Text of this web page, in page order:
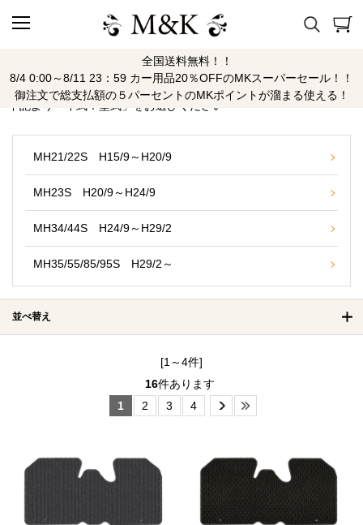
全国送料無料！！
8/4 0:00～8/11 23：59 カー用品20％OFFのMKスーパーセール！！
御注文で総支払額の５パーセントのMKポイントが溜まる使える！
ワゴンＲ
下記より「年式：型式」をお選びください
MH21/22S H15/9～H20/9
MH23S H20/9～H24/9
MH34/44S H24/9～H29/2
MH35/55/85/95S H29/2～
並べ替え
[1～4件]
16件あります
1
2 3 4